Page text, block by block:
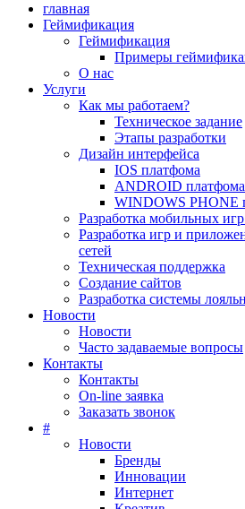
главная
Геймификация
Геймификация
Примеры
О нас
Услуги
Как мы работаем?
Техническое задание
Этапы разработки
Дизайн интерфейса
IOS платфома
ANDROID платфома
WINDOWS PHONE
Разработка мобильных
Разработка игр и
сетей
Техническая поддержка
Создание сайтов
Разработка системы
Новости
Новости
Часто задаваемые вопросы
Контакты
Контакты
On-line заявка
Заказать звонок
#
Новости
Бренды
Инновации
Интернет